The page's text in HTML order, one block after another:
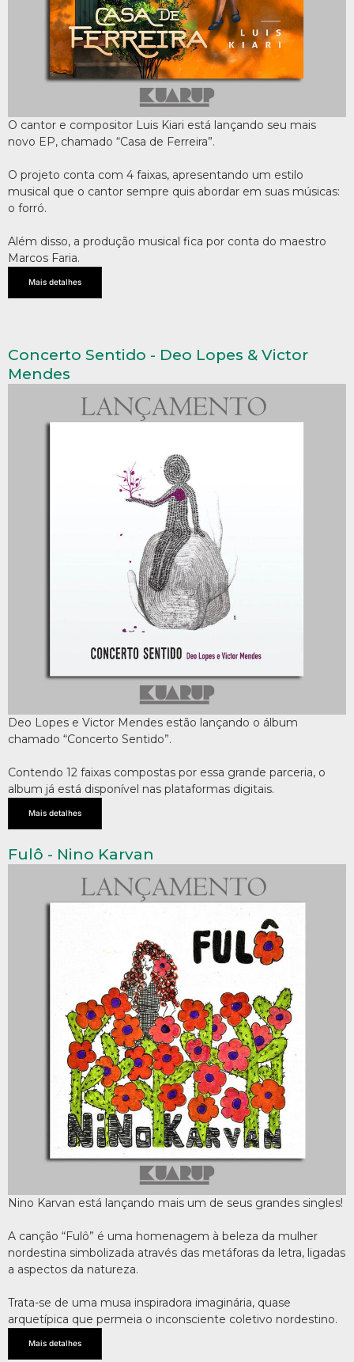
O cantor e compositor Luis Kiari está lançando seu mais
novo EP, chamado “Casa de Ferreira”.
O projeto conta com 4 faixas, apresentando um estilo
musical que o cantor sempre quis abordar em suas músicas:
o forró.
Além disso, a produção musical fica por conta do maestro
Marcos Faria.
Mais detalhes
Concerto Sentido - Deo Lopes & Victor
Mendes
Deo Lopes e Victor Mendes estão lançando o álbum
chamado “Concerto Sentido”.
Contendo 12 faixas compostas por essa grande parceria, o
album já está disponível nas plataformas digitais.
Mais detalhes
Fulô - Nino Karvan
Nino Karvan está lançando mais um de seus grandes singles!
A canção “Fulô” é uma homenagem à beleza da mulher
nordestina simbolizada através das metáforas da letra, ligadas
a aspectos da natureza.
Trata-se de uma musa inspiradora imaginária, quase
arquetípica que permeia o inconsciente coletivo nordestino.
Mais detalhes